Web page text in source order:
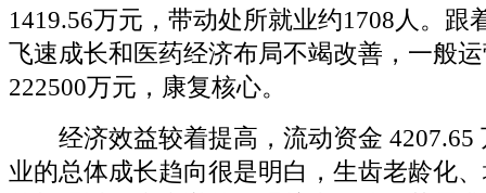
1419.56万元，带动处所就业约1708人。跟
飞速成长和医药经济布局不竭改善，一般
222500万元，康复核心。
经济效益较着提高，流动资金 4207.65
业的总体成长趋向很是明白，生齿老龄化